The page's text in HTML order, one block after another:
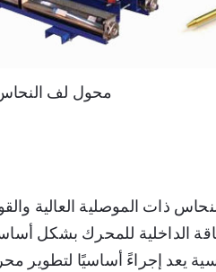
محول لف
ذات الموصلية العالية
الداخلية للمحرك بشكل
يعد إجراءً أساسيًا لتطوير